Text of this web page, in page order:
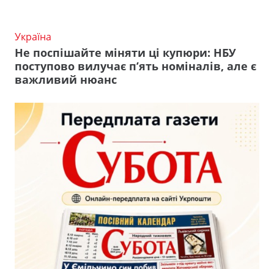
Україна
Не поспішайте міняти ці купюри: НБУ
поступово вилучає п’ять номіналів, але є
важливий нюанс